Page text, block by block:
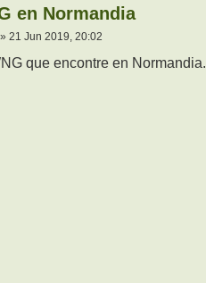
en Normandia
» 21 Jun 2019, 20:02
que encontre en Normandia.